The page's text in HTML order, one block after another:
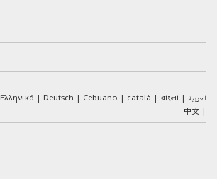
العربية বাংলা
català
Cebuano
Deutsch
Ελληνικά
中文